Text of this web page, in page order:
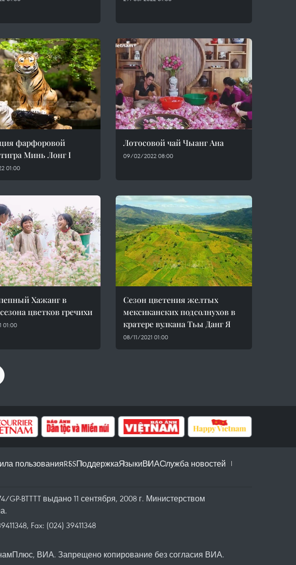
фарфоровой
Минь Лонг I
01:00
Лотосовой чай Чыанг Ана
09/02/2022 08:00
Хажанг в
цветков гречихи
01:00
Сезон цветения желтых
мексиканских подсолнухов в
кратере вулкана Тьы Данг Я
08/11/2021 01:00
пользованияRSSПоддержкаЯзыкиВИАСлужба новостей
BTTTT выдано 11 сентября, 2008 г. Министерством
Fax: (024) 39411348
ВИА. Запрещено копирование без согласия ВИА.